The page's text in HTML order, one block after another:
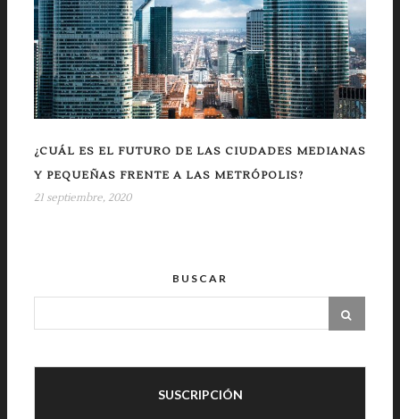
¿CUÁL ES EL FUTURO DE LAS CIUDADES MEDIANAS
Y PEQUEÑAS FRENTE A LAS METRÓPOLIS?
21 septiembre, 2020
BUSCAR
SUSCRIPCIÓN